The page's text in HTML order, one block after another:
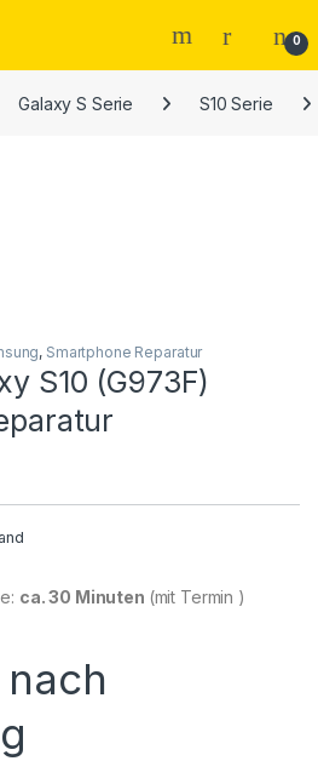
0
Galaxy S Serie S10 Serie
, Smartphone Reparatur
S10 (G973F)
ca. 30 Minuten (mit Termin )